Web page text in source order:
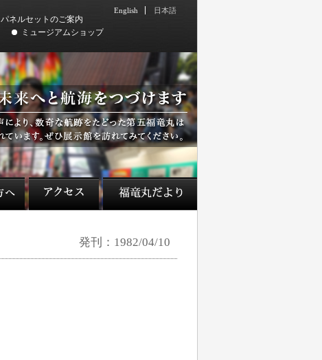
パネルセットのご案内
ミュージアムショップ
English 日本語
発刊：1982/04/10